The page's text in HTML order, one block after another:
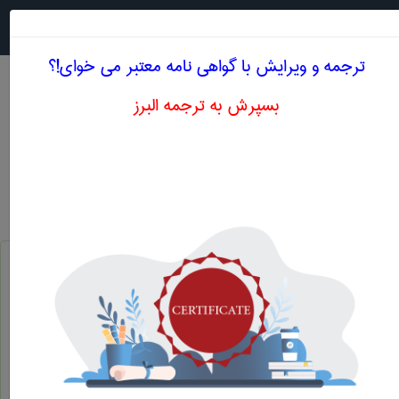
مهندسی پليمر
heated orifice
ترجمه و ویرایش با گواهی نامه معتبر می خوای!؟
بسپرش به ترجمه البرز